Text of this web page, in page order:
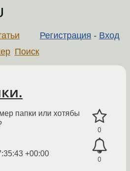
Регистрация - Вход
Поиск
0
0
папки или хотябы
+00:00